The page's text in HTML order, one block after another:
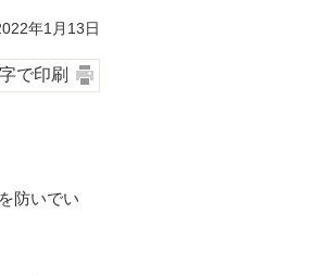
年1月13日
で印刷
防いでい